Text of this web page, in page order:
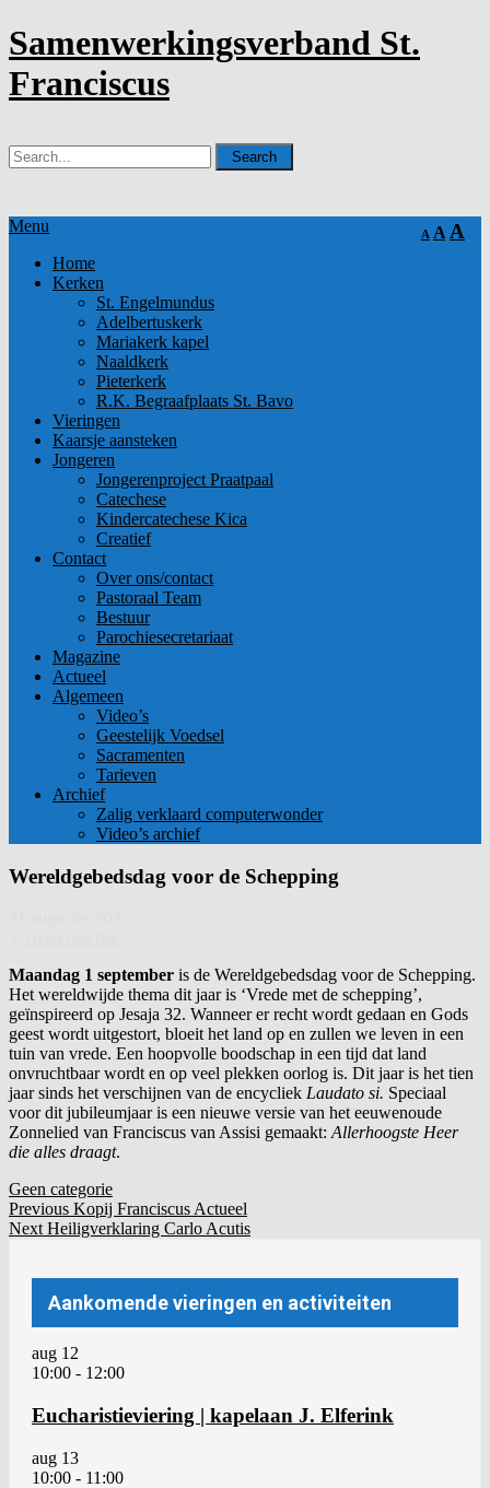
Samenwerkingsverband St.
Franciscus
A A A
Menu
Home
Kerken
St. Engelmundus
Adelbertuskerk
Mariakerk kapel
Naaldkerk
Pieterkerk
R.K. Begraafplaats St. Bavo
Vieringen
Kaarsje aansteken
Jongeren
Jongerenproject Praatpaal
Catechese
Kindercatechese Kica
Creatief
Contact
Over ons/contact
Pastoraal Team
Bestuur
Parochiesecretariaat
Magazine
Actueel
Algemeen
Video’s
Geestelijk Voedsel
Sacramenten
Tarieven
Archief
Zalig verklaard computerwonder
Video’s archief
Wereldgebedsdag voor de Schepping
Maandag 1 september is de Wereldgebedsdag voor de Schepping.
Het wereldwijde thema dit jaar is ‘Vrede met de schepping’,
geïnspireerd op Jesaja 32. Wanneer er recht wordt gedaan en Gods
geest wordt uitgestort, bloeit het land op en zullen we leven in een
tuin van vrede. Een hoopvolle boodschap in een tijd dat land
onvruchtbaar wordt en op veel plekken oorlog is. Dit jaar is het tien
jaar sinds het verschijnen van de encycliek Laudato si. Speciaal
voor dit jubileumjaar is een nieuwe versie van het eeuwenoude
Zonnelied van Franciscus van Assisi gemaakt: Allerhoogste Heer
die alles draagt.
Geen categorie
Post
navigation
Bericht
navigatie
Previous Previous
Post:
Kopij Franciscus Actueel
Next Next
Heiligverklaring Carlo Acutis
Aankomende vieringen en activiteiten
aug 12
10:00 - 12:00
Eucharistieviering | kapelaan J. Elferink
aug 13
10:00 - 11:00